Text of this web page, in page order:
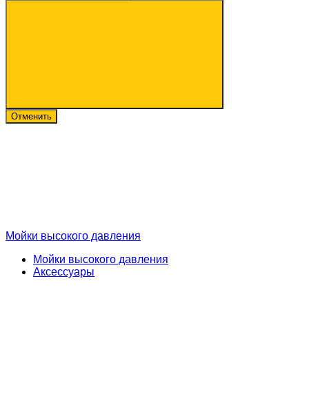
Отменить
Мойки высокого давления
Мойки высокого давления
Аксессуары